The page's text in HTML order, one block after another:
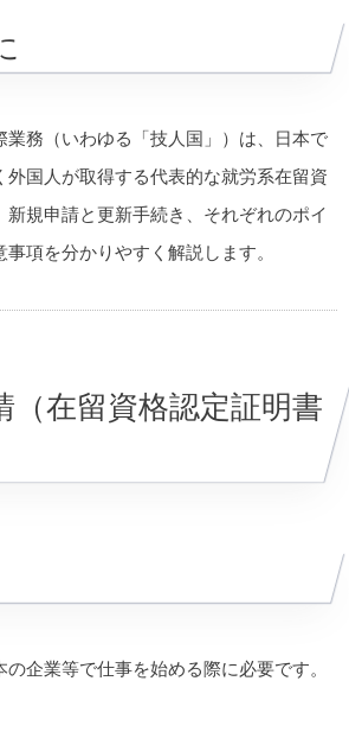
業務（いわゆる「技人国」）は、日本で
外国人が取得する代表的な就労系在留資
新規申請と更新手続き、それぞれのポイ
項を分かりやすく解説します。
（在留資格認定証明書
企業等で仕事を始める際に必要です。